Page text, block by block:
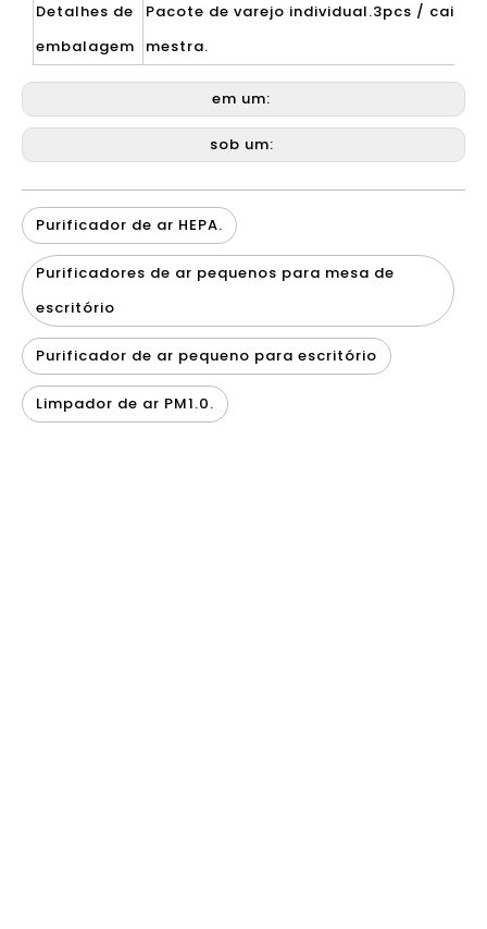
Detalhes de
embalagem
Pacote de varejo individual.3pcs / caixa
mestra.
em um:
sob um:
Purificador de ar HEPA.
Purificadores de ar pequenos para mesa de
escritório
Purificador de ar pequeno para escritório
Limpador de ar PM1.0.